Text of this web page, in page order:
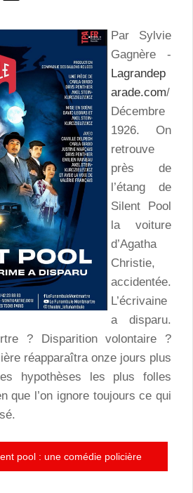
Par Sylvie
Gagnère -
Lagrandep
arade.com/
Décembre
1926. On
retrouve
près de
l’étang de
Silent Pool
la voiture
d’Agatha
Christie,
accidentée.
L’écrivaine
a disparu.
? Disparition volontaire ?
réapparaîtra onze jours plus
hypothèses les plus folles
que l’on ignore toujours ce qui
pool : une comédie policière